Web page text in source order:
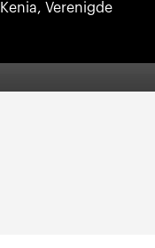
Kenia, Verenigde